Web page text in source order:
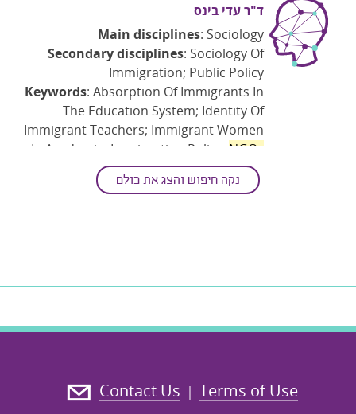
ד"ר עדי בינס
Main disciplines: Sociology
Secondary disciplines: Sociology Of
Immigration; Public Policy
Keywords: Absorption Of Immigrants In
The Education System; Identity Of
Immigrant Teachers; Immigrant Women
In Academia; Immigration Policy; NGOs
In The Field Of Immigration
נקה חיפוש והצג את כולם
Terms of Use
|
Contact Us